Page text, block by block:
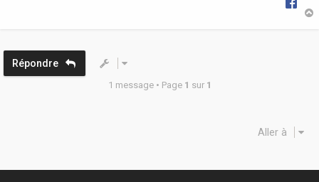
Répondre
1 message • Page 1 sur 1
Aller à